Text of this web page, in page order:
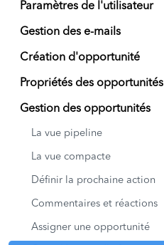
Paramètres de l'utilisateur
Gestion des e-mails
Création d'opportunité
Propriétés des opportunités
Gestion des opportunités
La vue pipeline
La vue compacte
Définir la prochaine action
Commentaires et réactions
Assigner une opportunité